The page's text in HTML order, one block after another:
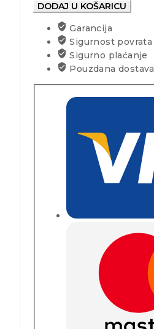
DODAJ U KOŠARICU
Garancija
Sigurnost povrata
Sigurno plaćanje
Pouzdana dostava